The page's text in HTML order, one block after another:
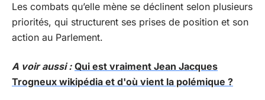
Les combats qu’elle mène se déclinent selon plusieurs
priorités, qui structurent ses prises de position et son
action au Parlement.
A voir aussi : Qui est vraiment Jean Jacques
Trogneux wikipédia et d'où vient la polémique ?